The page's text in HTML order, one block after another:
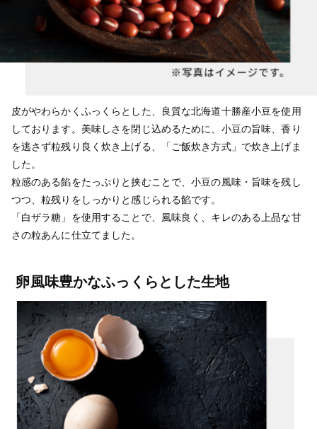
皮がやわらかくふっくらとした、良質な北海道十勝産小豆を使用
しております。美味しさを閉じ込めるために、小豆の旨味、香り
を逃さず粒残り良く炊き上げる、「ご飯炊き方式」で炊き上げま
した。
粒感のある餡をたっぷりと挟むことで、小豆の風味・旨味を残し
つつ、粒残りをしっかりと感じられる餡です。
「白ザラ糖」を使用することで、風味良く、キレのある上品な甘
さの粒あんに仕立てました。
卵風味豊かなふっくらとした生地